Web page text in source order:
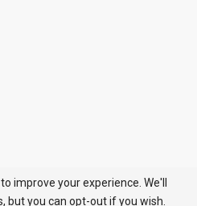
improve your experience. We'll
but you can opt-out if you wish.